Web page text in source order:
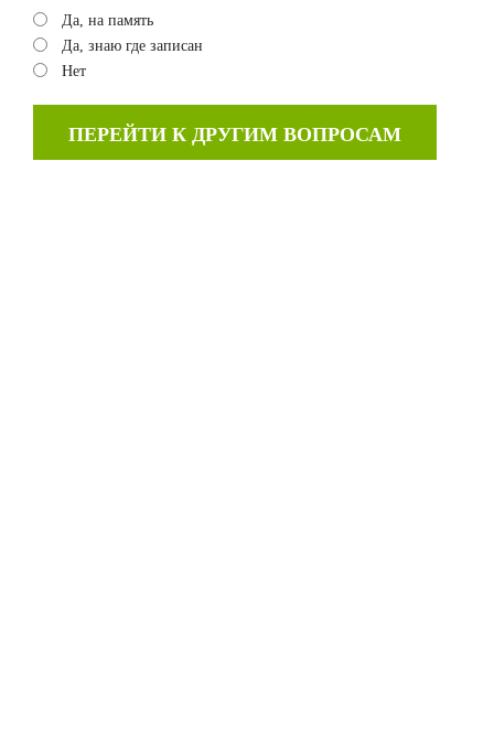
Да, на память
Да, знаю где записан
Нет
ПЕРЕЙТИ К ДРУГИМ ВОПРОСАМ